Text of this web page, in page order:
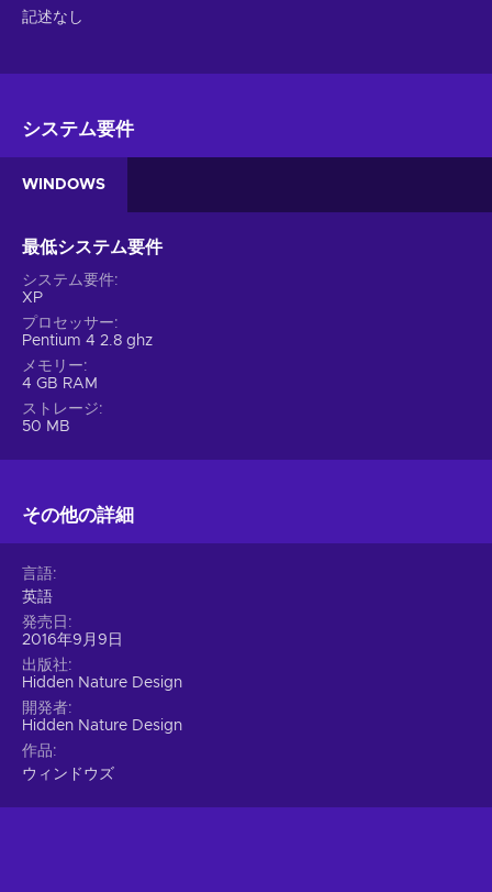
記述なし
システム要件
WINDOWS
最低システム要件
システム要件
XP
プロセッサー
Pentium 4 2.8 ghz
メモリー
4 GB RAM
ストレージ
50 MB
その他の詳細
言語
英語
発売日
2016年9月9日
出版社
Hidden Nature Design
開発者
Hidden Nature Design
作品
ウィンドウズ